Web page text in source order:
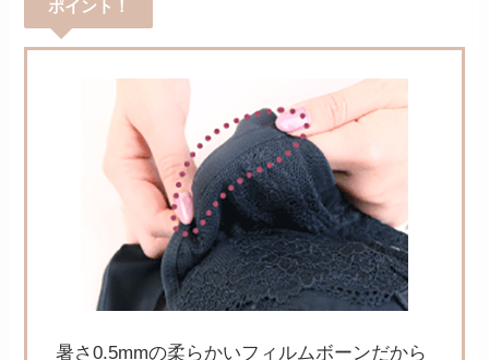
ポイント！
暑さ0.5mmの柔らかいフィルムボーンだから